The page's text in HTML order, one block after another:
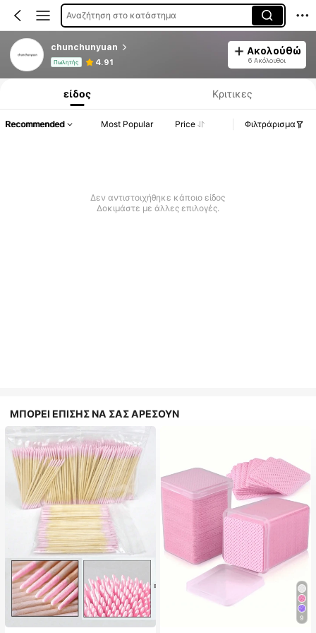
Αναζήτηση στο κατάστημα
chunchunyuan
Πωλητής 4.91
Ακολούθώ
6 Ακόλουθοι
είδος Κριτικες
Recommended Most Popular Price Φιλτράρισμα
Δεν αντιστοιχήθηκε κάποιο είδος
Δοκιμάστε με άλλες επιλογές.
ΜΠΟΡΕΙ ΕΠΙΣΗΣ ΝΑ ΣΑΣ ΑΡΕΣΟΥΝ
9